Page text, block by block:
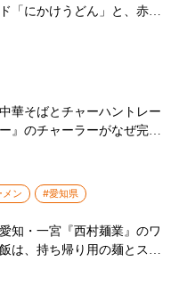
「にかけうどん」と、赤白
れが愛知のうどん文化だ
華そばとチャーハントレー
』のチャーラーがなぜ完璧
「提供タイミング」にあっ
ン #愛知県
知・一宮『西村麺業』のワ
は、持ち帰り用の麺とスー
なるほどのおいしさ